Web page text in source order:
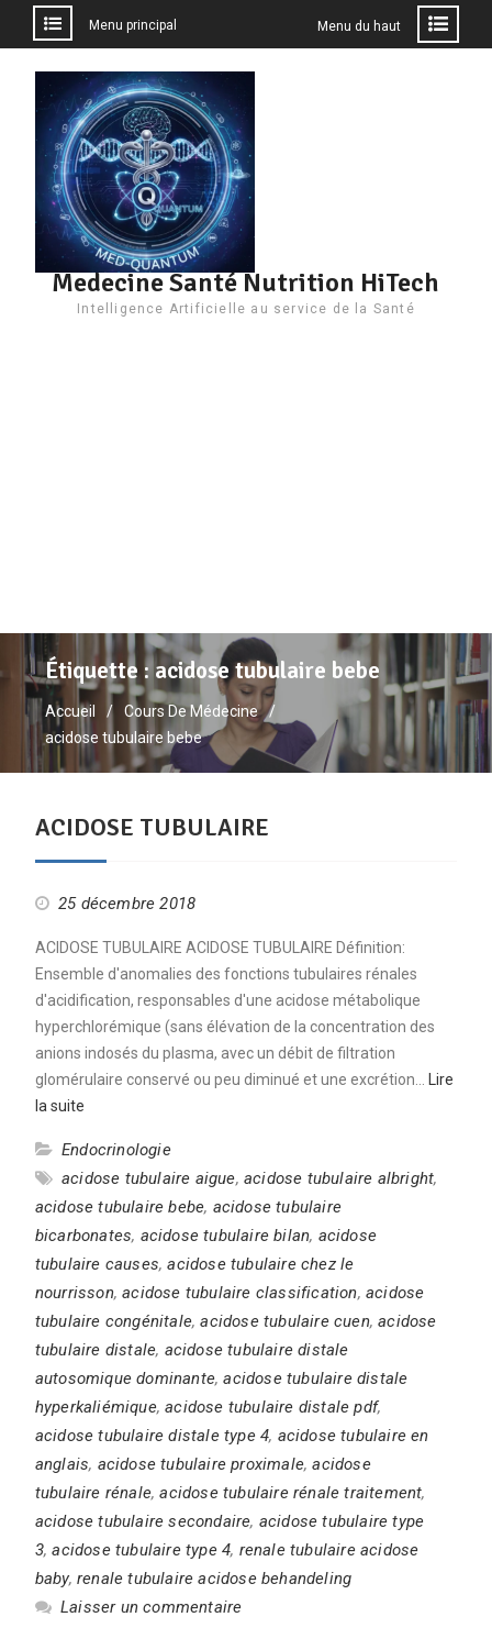
contenu
Menu principal Menu du haut
Medecine Santé Nutrition HiTech
Intelligence Artificielle au service de la Santé
Étiquette : acidose tubulaire bebe
Accueil
Cours De Médecine
acidose tubulaire bebe
ACIDOSE TUBULAIRE
25 décembre 2018
ACIDOSE TUBULAIRE ACIDOSE TUBULAIRE Définition:
Ensemble d'anomalies des fonctions tubulaires rénales
d'acidification, responsables d'une acidose métabolique
hyperchlorémique (sans élévation de la concentration des
anions indosés du plasma, avec un débit de filtration
glomérulaire conservé ou peu diminué et une excrétion…
Lire
la suite
Endocrinologie
acidose tubulaire aigue, acidose tubulaire albright,
acidose tubulaire bebe, acidose tubulaire
bicarbonates, acidose tubulaire bilan, acidose
tubulaire causes,acidose tubulaire chez le
nourrisson,acidose tubulaire classification, acidose
tubulaire congénitale,acidose tubulaire cuen,acidose
tubulaire distale, acidose tubulaire distale
autosomique dominante,acidose tubulaire distale
hyperkaliémique,acidose tubulaire distale pdf,
acidose tubulaire distale type 4, acidose tubulaire en
anglais, acidose tubulaire proximale,acidose
tubulaire rénale,acidose tubulaire rénale traitement,
acidose tubulaire secondaire, acidose tubulaire type
3,acidose tubulaire type 4, renale tubulaire acidose
baby, renale tubulaire acidose behandeling
Laisser un commentaire